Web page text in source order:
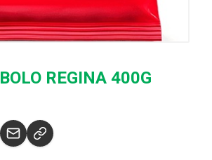
REGINA 400G